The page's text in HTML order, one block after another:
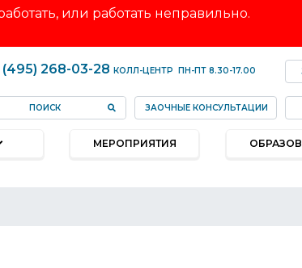
или работать неправильно.
(495) 268-03-28 КОЛЛ-ЦЕНТР ПН-ПТ 8.30-17.00
ЗАОЧНЫЕ КОНСУЛЬТАЦИИ
МЕРОПРИЯТИЯ